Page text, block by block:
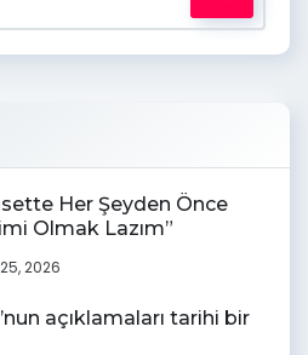
Her Şeyden Önce
Olmak Lazım”
2026
açıklamaları tarihi bir